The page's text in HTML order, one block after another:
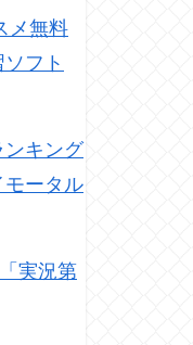
メ無料
フト
ンキング
モータル
実況第